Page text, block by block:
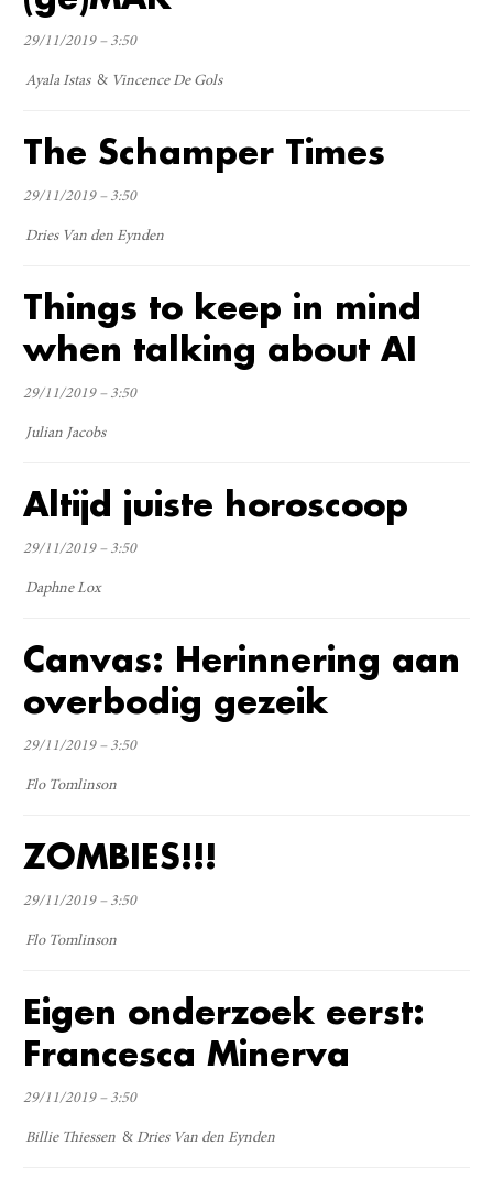
29/11/2019 – 3:50
Ayala Istas Vincence De Gols
The Schamper Times
29/11/2019 – 3:50
Dries Van den Eynden
Things to keep in mind
when talking about AI
29/11/2019 – 3:50
Julian Jacobs
Altijd juiste horoscoop
29/11/2019 – 3:50
Daphne Lox
Canvas: Herinnering aan
overbodig gezeik
29/11/2019 – 3:50
Flo Tomlinson
ZOMBIES!!!
29/11/2019 – 3:50
Flo Tomlinson
Eigen onderzoek eerst:
Francesca Minerva
29/11/2019 – 3:50
Billie Thiessen Dries Van den Eynden